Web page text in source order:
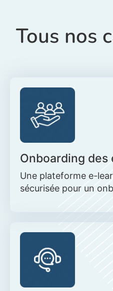
Tous nos
Onboarding des
Une plateforme e-
sécurisée pour un